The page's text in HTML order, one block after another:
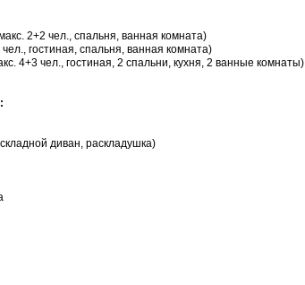
2+2 чел., спальня, ванная комната)
гостиная, спальня, ванная комната)
4+3 чел., гостиная, 2 спальни, кухня, 2 ванные комнаты)
диван, раскладушка)